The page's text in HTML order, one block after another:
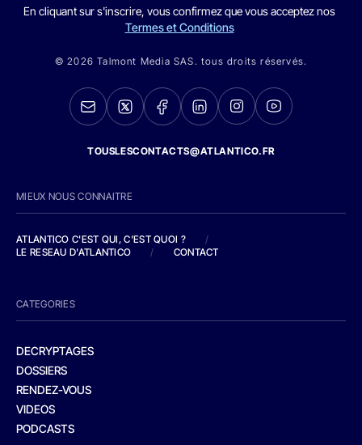
En cliquant sur s'inscrire, vous confirmez que vous acceptez nos
Termes et Conditions
© 2026 Talmont Media SAS. tous droits réservés.
TOUSLESCONTACTS@ATLANTICO.FR
MIEUX NOUS CONNAITRE
ATLANTICO C'EST QUI, C'EST QUOI ?
/
LE RESEAU D'ATLANTICO
/ CONTACT
CATEGORIES
DECRYPTAGES
DOSSIERS
RENDEZ-VOUS
VIDEOS
PODCASTS